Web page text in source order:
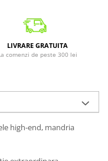
LIVRARE GRATUITA
comenzi de peste 300 lei
high-end, mandria